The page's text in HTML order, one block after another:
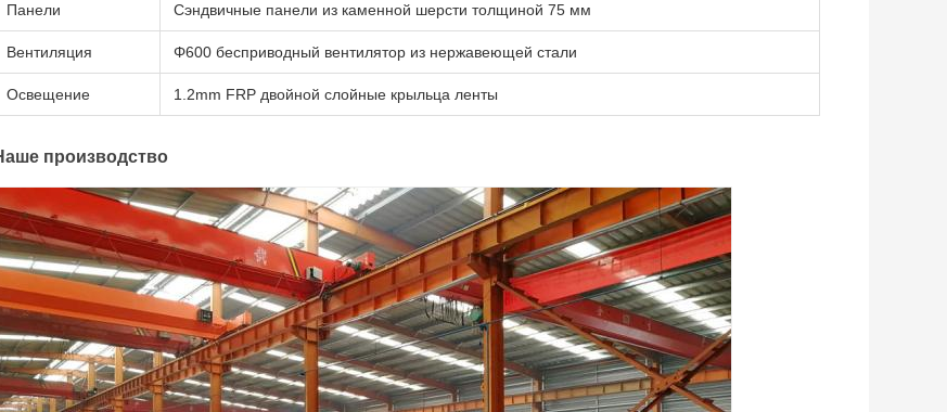
Панели Сэндвичные панели из каменной шерсти толщиной 75 мм
Вентиляция Φ600 бесприводный вентилятор из нержавеющей стали
Освещение 1.2mm FRP двойной слойные крыльца ленты
производство